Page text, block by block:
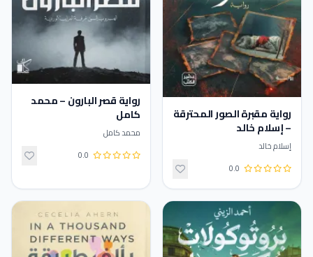
رواية مقبرة الصور المحترقة
– إسلام خالد
إسلام خالد
0.0
رواية قصر البارون – محمد
كامل
محمد كامل
0.0